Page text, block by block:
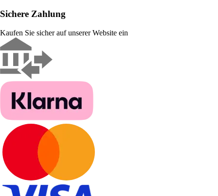
Sichere Zahlung
Kaufen Sie sicher auf unserer Website ein